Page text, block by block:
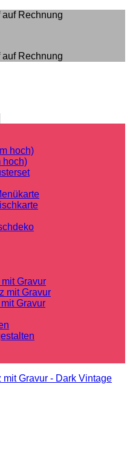
auf Rechnung
auf Rechnung
hoch)
hoch)
Gravur
mit Gravur
Gravur